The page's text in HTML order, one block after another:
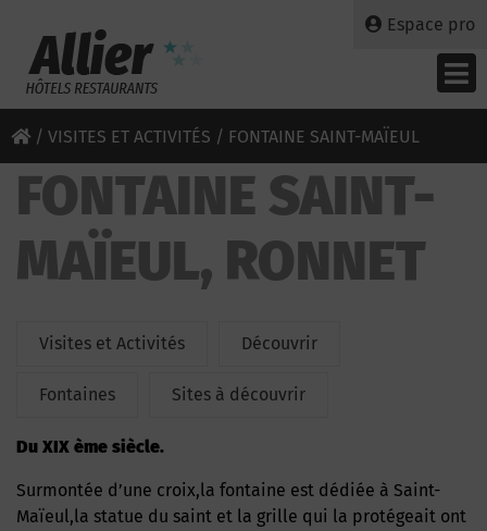
Espace pro
/ VISITES ET ACTIVITÉS / FONTAINE SAINT-MAÏEUL
FONTAINE SAINT-
MAÏEUL, RONNET
Visites et Activités Découvrir
Fontaines Sites à découvrir
Du XIX ème siècle.
Surmontée d’une croix,la fontaine est dédiée à Saint-
Maïeul,la statue du saint et la grille qui la protégeait ont